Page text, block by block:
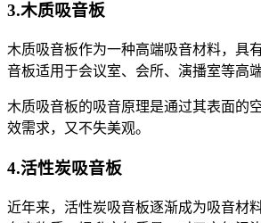
3.木质吸音板
木质吸音板作为一种高端吸音材料，具
音板适用于会议室、会所、演播室等高
木质吸音板的吸音原理是通过其表面的
效需求，又不失美观。
4.活性炭吸音板
近年来，活性炭吸音板逐渐成为吸音材